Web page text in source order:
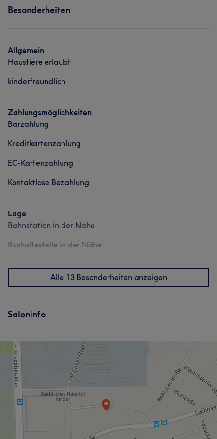
Besonderheiten
Allgemein
Haustiere erlaubt
kinderfreundlich
Zahlungsmöglichkeiten
Barzahlung
Kreditkartenzahlung
EC-Kartenzahlung
Kontaktlose Bezahlung
Lage
Bahnstation in der Nähe
Bushaltestelle in der Nähe
Alle 13 Besonderheiten anzeigen
Saloninfo